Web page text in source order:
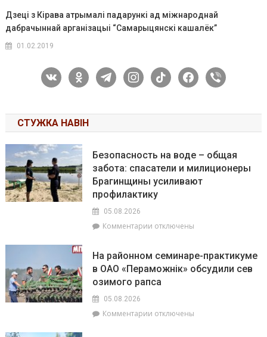
Дзеці з Кірава атрымалі падарункі ад міжнароднай
дабрачыннай арганізацыі “Самарыцянскі кашалёк”
01.02.2019
vkontakteodnoklassniki
telegraminstagram
tiktok facebook
viber
СТУЖКА НАВІН
Безопасность на воде – общая
забота: спасатели и милиционеры
Брагинщины усиливают
профилактику
05.08.2026
Комментарии к
на
воде
–
спасатели
отключены
На районном семинаре-практикуме
в ОАО «Пераможнік» обсудили сев
озимого рапса
05.08.2026
Комментарии котключены